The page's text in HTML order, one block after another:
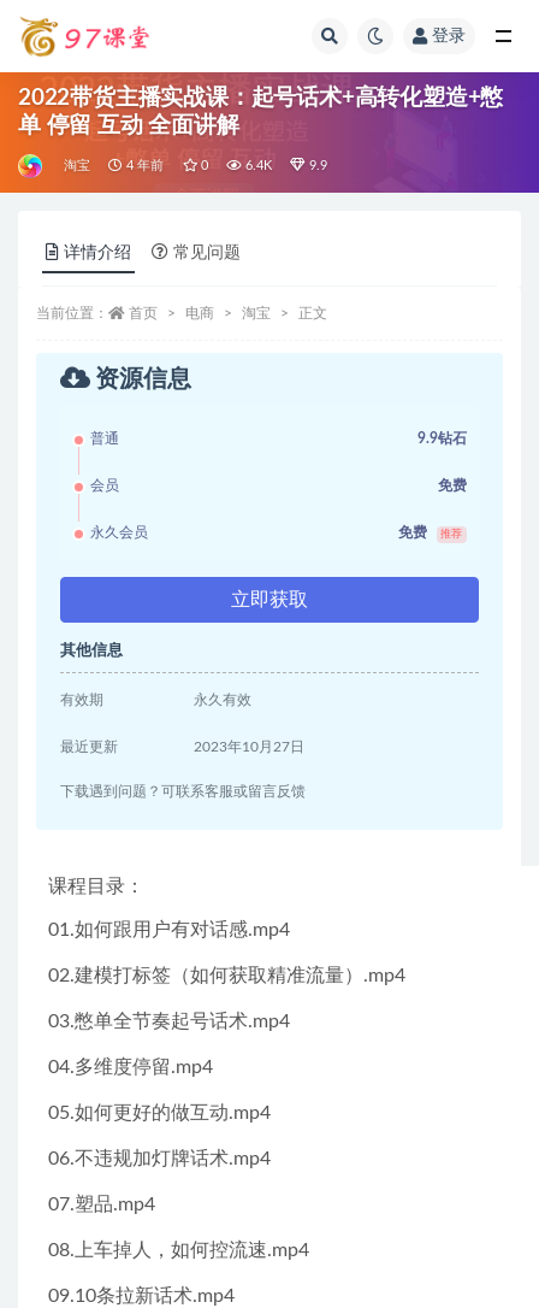
登录
2022带货主播实战课：起号话术+高转化塑造+憋
单 停留 互动 全面讲解
淘宝 4 年前 0 6.4K 9.9
详情介绍 常见问题
当前位置： 首页 电商 淘宝 正文
资源信息
普通 9.9钻石
会员 免费
永久会员 免费 推荐
立即获取
其他信息
有效期 永久有效
最近更新 2023年10月27日
下载遇到问题？可联系客服或留言反馈
课程目录：
01.如何跟用户有对话感.mp4
02.建模打标签（如何获取精准流量）.mp4
03.憋单全节奏起号话术.mp4
04.多维度停留.mp4
05.如何更好的做互动.mp4
06.不违规加灯牌话术.mp4
07.塑品.mp4
08.上车掉人，如何控流速.mp4
09.10条拉新话术.mp4